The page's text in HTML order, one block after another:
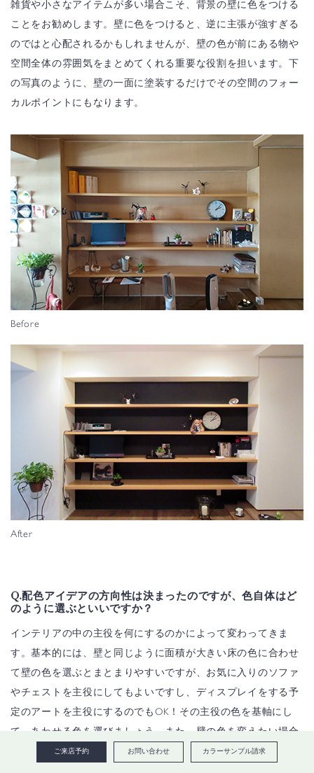
ご来店予約 お問い合わせ カラーサンプル請求
雑貨や小さなアイテムが多い場合こそ、背景の壁に色をつける
ことをお勧めします。 壁に色をつけると、逆に主張が強すぎる
のではと心配されるかもしれませんが、壁の色が前にある物や
空間全体の雰囲気をまとめてくれる重要な役割を担います。 下
の写真のように、壁の一面に塗装するだけでその空間のフォー
カルポイントにもなります。
Before
After
Q.配色アイデアの方向性は決まったのですが、色自体はど
のように選ぶといいですか？
インテリアの中の主役を何にするのかによって変わってきま
す。基本的には、壁と同じように面積が大きい床の色に合わせ
て壁の色を選ぶとまとまりやすいですが、お気に入りのソファ
やチェストを主役にしてもよいですし、ディスプレイをする予
定のアートを主役にするのでもOK！その主役の色を基軸にし
て、あわせる色を選びましょう。また、壁の色を変えたい場合
は、まずはカラーチャートを取り寄せてみましょう。